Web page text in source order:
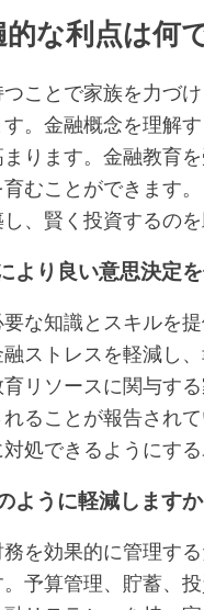
な利点は何
ことで家族を力づ
。金融概念を理解
ります。金融教育
むことができます
、賢く投資するの
より良い意思決定
な知識とスキルを
ストレスを軽減し
リソースに関与す
ることが報告され
処できるようにす
ように軽減しますか
を効果的に管理す
予算管理、貯蓄、